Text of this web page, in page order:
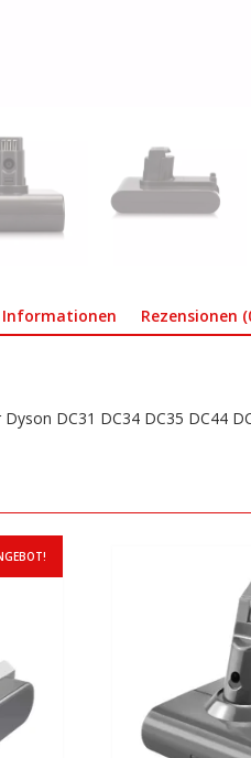
Informationen Rezensionen
DC31 DC34 DC35 DC44